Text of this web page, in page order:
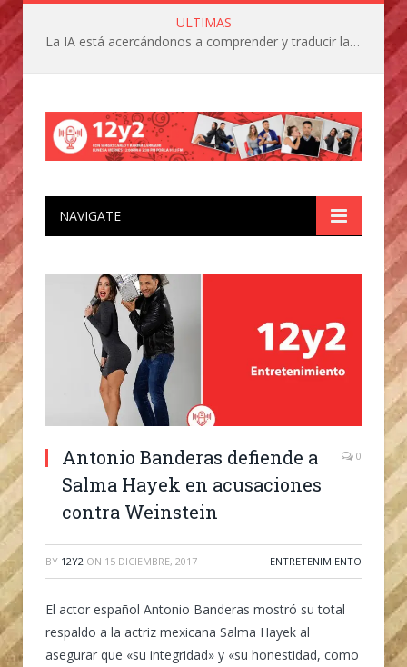
ULTIMAS
La IA está acercándonos a comprender y traducir las vocalizaciones y comportamientos de nuestras mascotas
NAVIGATE
Antonio Banderas defiende a
Salma Hayek en acusaciones
contra Weinstein
0
BY 12Y2 ON 15 DICIEMBRE, 2017 ENTRETENIMIENTO
El actor español Antonio Banderas mostró su total
respaldo a la actriz mexicana Salma Hayek al
asegurar que «su integridad» y «su honestidad, como